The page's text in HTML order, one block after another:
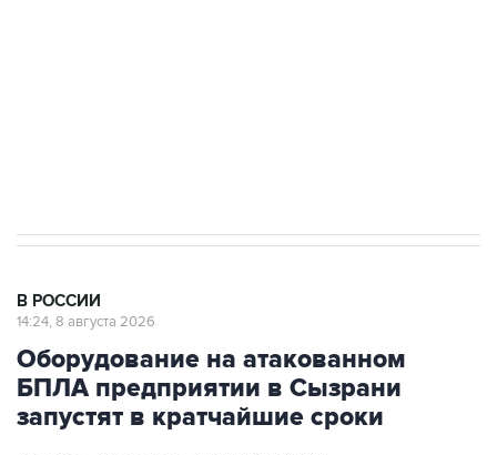
Оборудование на атакованном
БПЛА предприятии в Сызрани
запустят в кратчайшие сроки
Москва. 8 августа. INTERFAX.RU -